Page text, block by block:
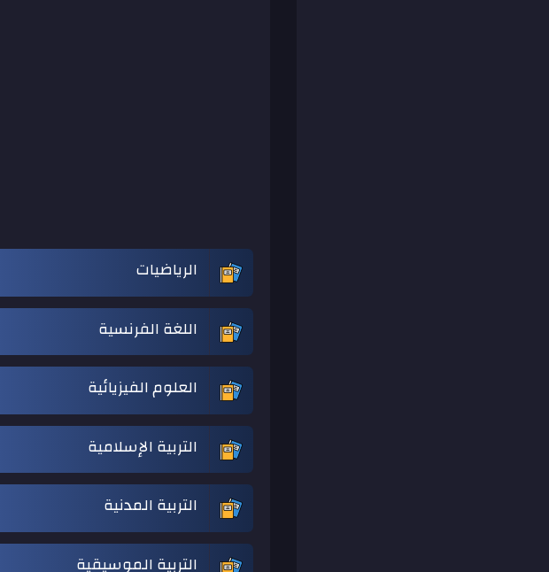
الرياضيات
اللغة الفرنسية
العلوم الفيزيائية
التربية الإسلامية
التربية المدنية
التربية الموسيقية